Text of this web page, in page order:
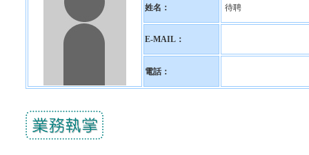
姓名： 待聘
E-MAIL：
電話：